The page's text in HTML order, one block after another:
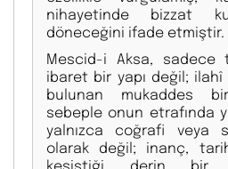
nihayetinde bizzat
döneceğini ifade etmiştir.
Mescid-i Aksa,
ibaret bir yapı değil; ilahî
bulunan mukaddes
sebeple onun etrafında
yalnızca coğrafi veya
olarak değil; inanç,
kesiştiği derin bir